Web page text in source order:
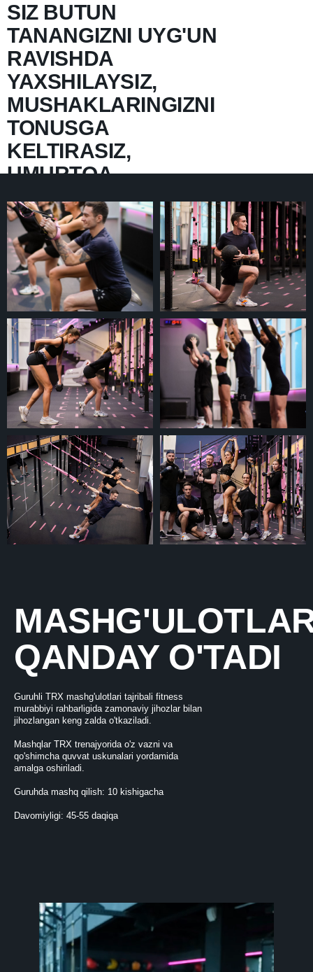
SIZ BUTUN
TANANGIZNI UYG'UN
RAVISHDA
YAXSHILAYSIZ,
MUSHAKLARINGIZNI
TONUSGA
KELTIRASIZ,
UMURTQA
POG'ONANGIZNI
MUSTAHKAMLAYSIZ,
QOMATINGIZNI
RIVOJLANTIRASIZ
QANDAY O'TADI
Guruhli TRX mashg'ulotlari tajribali fitness
murabbiyi rahbarligida zamonaviy jihozlar bilan
jihozlangan keng zalda o'tkaziladi.
Mashqlar TRX trenajyorida o'z vazni va
qo'shimcha quvvat uskunalari yordamida
amalga oshiriladi.
Guruhda mashq qilish: 10 kishigacha
Davomiyligi: 45-55 daqiqa